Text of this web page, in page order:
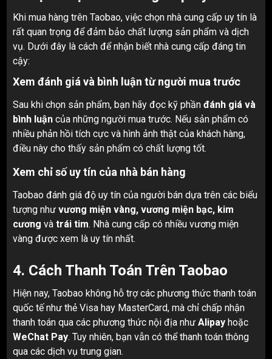
Khi mua hàng trên Taobao, việc chọn nhà cung cấp uy tín là
rất quan trọng để đảm bảo chất lượng sản phẩm và dịch
vụ. Dưới đây là cách để nhận biết nhà cung cấp đáng tin
cậy:
Xem đánh giá và bình luận từ người mua trước
Sau khi chọn sản phẩm, bạn hãy đọc kỹ phần đánh giá và
bình luận của những người mua trước. Nếu sản phẩm có
nhiều phản hồi tích cực và hình ảnh thật của khách hàng,
điều này cho thấy sản phẩm có chất lượng tốt.
Xem chỉ số uy tín của nhà bán hàng
Taobao đánh giá độ uy tín của người bán dựa trên các biểu
tượng như vương miện vàng, vương miện bạc, kim
cương và trái tim. Nhà cung cấp có nhiều vương miện
vàng được xem là uy tín nhất.
4. Cách Thanh Toán Trên Taobao
Hiện nay, Taobao không hỗ trợ các phương thức thanh toán
quốc tế như thẻ Visa hay MasterCard, mà chỉ chấp nhận
thanh toán qua các phương thức nội địa như Alipay hoặc
WeChat Pay. Tuy nhiên, bạn vẫn có thể thanh toán thông
qua các dịch vụ trung gian.